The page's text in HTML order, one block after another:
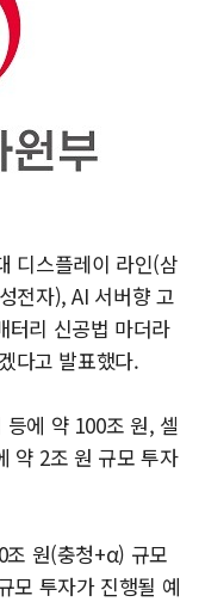
디스플레이 라인(삼
전자), AI 서버향 고
터리 신공법 마더라
다고 발표했다.
에 약 100조 원, 셀
약 2조 원 규모 투자
조 원(충청+α) 규모
모 투자가 진행될 예